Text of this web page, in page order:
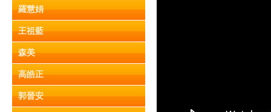
羅慧娟
王祖藍
森美
高皓正
郭晉安